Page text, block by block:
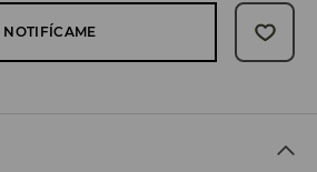
NOTIFÍCAME